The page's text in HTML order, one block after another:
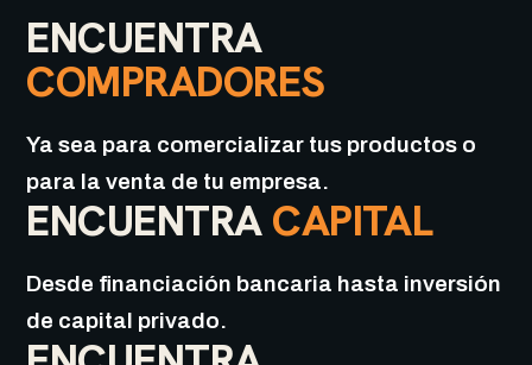
ENCUENTRA
COMPRADORES
Ya sea para comercializar tus productos o
para la venta de tu empresa.
ENCUENTRACAPITAL
Desde financiación bancaria hasta inversión
de capital privado.